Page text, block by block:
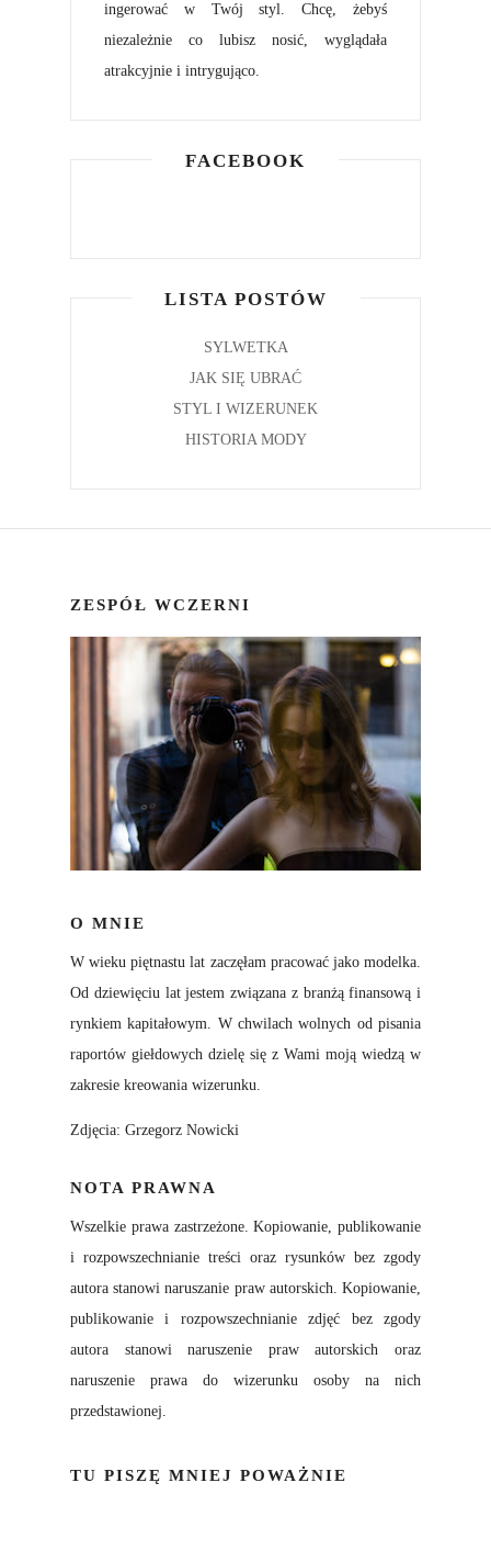
ingerować w Twój styl. Chcę, żebyś
niezależnie co lubisz nosić, wyglądała
atrakcyjnie i intrygująco.
FACEBOOK
LISTA POSTÓW
SYLWETKA
JAK SIĘ UBRAĆ
STYL I WIZERUNEK
HISTORIA MODY
ZESPÓŁ WCZERNI
O MNIE
W wieku piętnastu lat zaczęłam pracować jako modelka.
Od dziewięciu lat jestem związana z branżą finansową i
rynkiem kapitałowym. W chwilach wolnych od pisania
raportów giełdowych dzielę się z Wami moją wiedzą w
zakresie kreowania wizerunku.
Zdjęcia: Grzegorz Nowicki
NOTA PRAWNA
Wszelkie prawa zastrzeżone. Kopiowanie, publikowanie
i rozpowszechnianie treści oraz rysunków bez zgody
autora stanowi naruszanie praw autorskich. Kopiowanie,
publikowanie i rozpowszechnianie zdjęć bez zgody
autora stanowi naruszenie praw autorskich oraz
naruszenie prawa do wizerunku osoby na nich
przedstawionej.
TU PISZĘ MNIEJ POWAŻNIE